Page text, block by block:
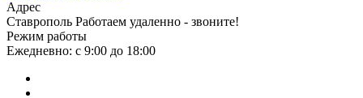
Адрес
Ставрополь Работаем удаленно - звоните!
Режим работы
Ежедневно: с 9:00 до 18:00